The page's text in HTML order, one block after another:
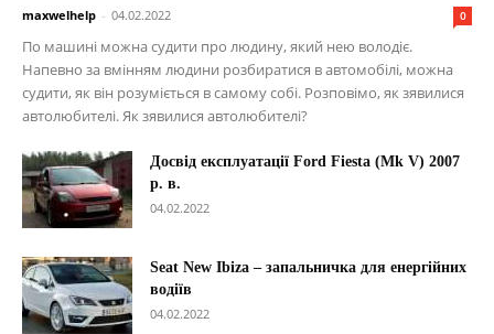
maxwelhelp - 04.02.2022 0
По машині можна судити про людину, який нею володіє.
Напевно за вмінням людини розбиратися в автомобілі, можна
судити, як він розуміється в самому собі. Розповімо, як зявилися
автолюбителі. Як зявилися автолюбителі?
Досвід експлуатації Ford Fiesta (Mk V) 2007
р. в.
04.02.2022
Seat New Ibiza – запальничка для енергійних
водіїв
04.02.2022